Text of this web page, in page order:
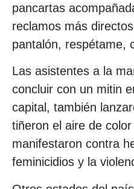
pancartas
reclamos más
pantalón, respétame,
Las asistentes a la
concluir con un mitin
capital, también
tiñeron el aire de
manifestaron contra
feminicidios y la